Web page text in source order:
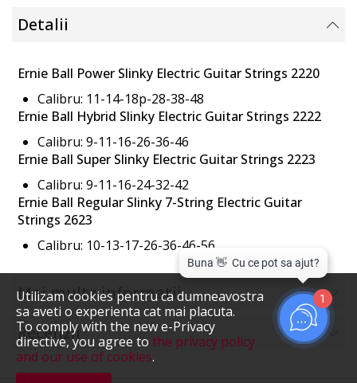
Utilizam cookies pentru ca dumneavostra
sa aveti o experienta cat mai placuta.
To comply with the new e-Privacy
directive, you agree to the privacy policy
and our use of cookies.
Detalii
Ernie Ball Power Slinky Electric Guitar Strings 2220
Calibru: 11-14-18p-28-38-48
Ernie Ball Hybrid Slinky Electric Guitar Strings 2222
Calibru: 9-11-16-26-36-46
Ernie Ball Super Slinky Electric Guitar Strings 2223
Calibru: 9-11-16-24-32-42
Ernie Ball Regular Slinky 7-String Electric Guitar
Strings 2623
Calibru: 10-13-17-26-36-46-56
Mai multe informatii
Recenzii
1